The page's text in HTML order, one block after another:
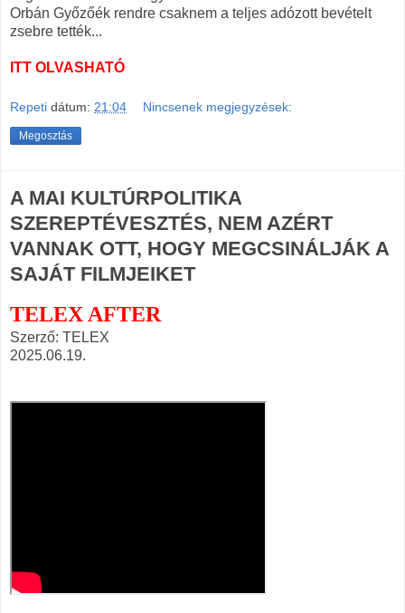
Orbán Győzőék rendre csaknem a teljes adózott bevételt
zsebre tették...
ITT OLVASHATÓ
Repeti dátum: 21:04 Nincsenek megjegyzések:
Megosztás
A MAI KULTÚRPOLITIKA
SZEREPTÉVESZTÉS, NEM AZÉRT
VANNAK OTT, HOGY MEGCSINÁLJÁK A
SAJÁT FILMJEIKET
TELEX AFTER
Szerző: TELEX
2025.06.19.